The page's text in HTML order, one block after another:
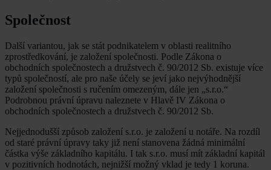
Společnost
Další variantou, jak se stát podnikatelem v oblasti realitního
zprostředkování, je založení společnosti. Podle Zákona o
obchodních společnostech a družstvech č. 90/2012 Sb. existuje více
typů společností, ale pro naše účely se jeví jako nejvýhodnější
založení společnosti s ručením omezeným, dále jen „s.r.o.“
Podrobnou právní úpravu naleznete v Hlavě IV Zákona o
obchodních společnostech a družstvech č. 90/2012 Sb.
Nejjednodušší způsob založení s.r.o. je založení u notáře. Na rozdíl
od staré právní úpravy taky již není stanovena žádná minimální
částka výše základního kapitálu. I tak s.r.o. musí mít základní kapitál
v pozitivních hodnotách, nejnižší možný vklad je tedy 1 koruna.